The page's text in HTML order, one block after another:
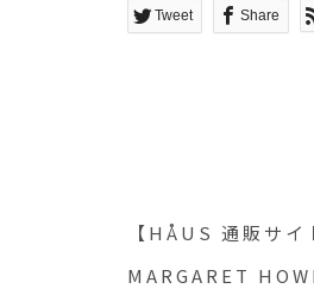
Tweet Share
【HÅUS 通販サ
MARGARET